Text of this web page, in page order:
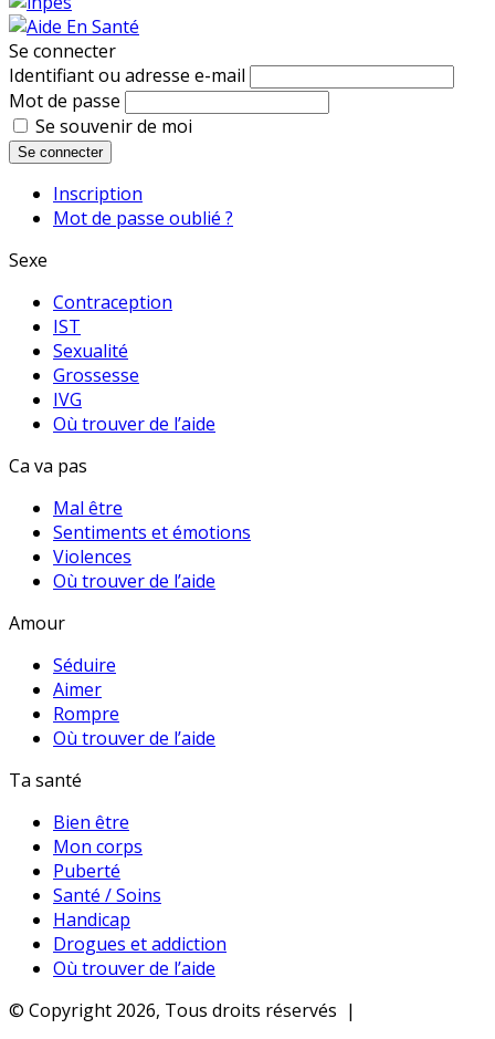
Se connecter
Identifiant ou adresse e-mail
Mot de passe
Se souvenir de moi
Se connecter
Inscription
Mot de passe oublié ?
Sexe
Contraception
IST
Sexualité
Grossesse
IVG
Où trouver de l’aide
Ca va pas
Mal être
Sentiments et émotions
Violences
Où trouver de l’aide
Amour
Séduire
Aimer
Rompre
Où trouver de l’aide
Ta santé
Bien être
Mon corps
Puberté
Santé / Soins
Handicap
Drogues et addiction
Où trouver de l’aide
© Copyright 2026, Tous droits réservés |